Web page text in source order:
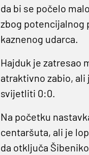
da bi se počelo
zbog potencijalnog
kaznenog udarca.
Hajduk je zatresao
atraktivno zabio, ali
svijetliti 0:0.
Na početku
centaršuta, ali je
da otključa